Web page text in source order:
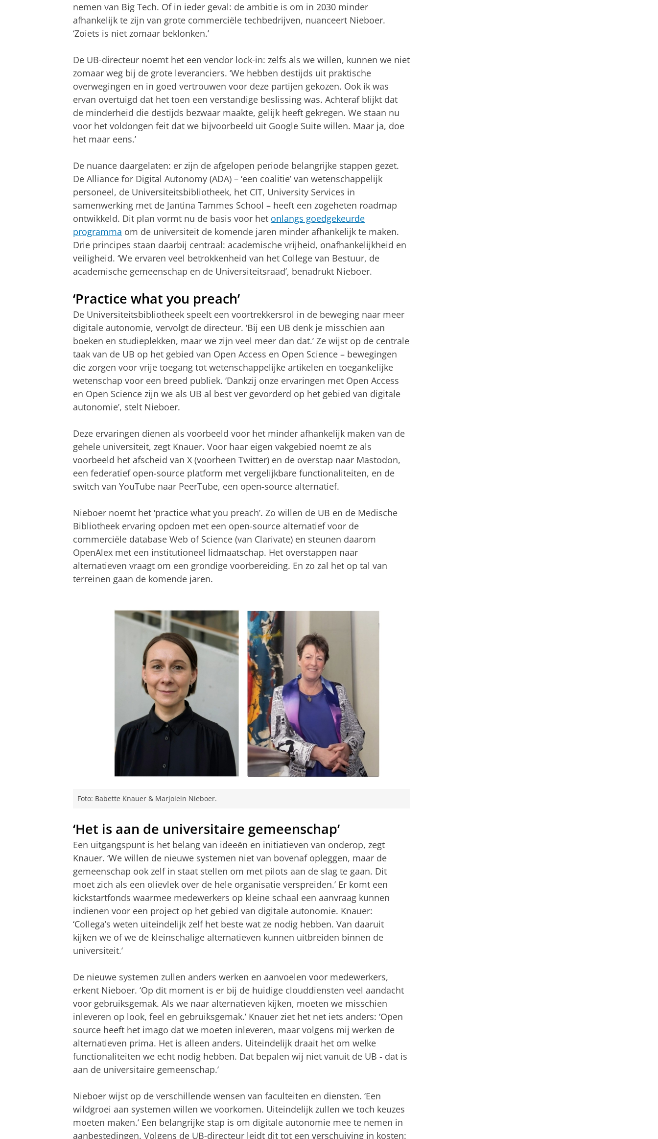
nemen van Big Tech. Of in ieder geval: de ambitie is om in 2030 minder
afhankelijk te zijn van grote commerciële techbedrijven, nuanceert Nieboer.
‘Zoiets is niet zomaar beklonken.’
De UB-directeur noemt het een vendor lock-in: zelfs als we willen, kunnen we niet
zomaar weg bij de grote leveranciers. ‘We hebben destijds uit praktische
overwegingen en in goed vertrouwen voor deze partijen gekozen. Ook ik was
ervan overtuigd dat het toen een verstandige beslissing was. Achteraf blijkt dat
de minderheid die destijds bezwaar maakte, gelijk heeft gekregen. We staan nu
voor het voldongen feit dat we bijvoorbeeld uit Google Suite willen. Maar ja, doe
het maar eens.’
De nuance daargelaten: er zijn de afgelopen periode belangrijke stappen gezet.
De Alliance for Digital Autonomy (ADA) – ‘een coalitie’ van wetenschappelijk
personeel, de Universiteitsbibliotheek, het CIT, University Services in
samenwerking met de Jantina Tammes School – heeft een zogeheten roadmap
ontwikkeld. Dit plan vormt nu de basis voor het onlangs goedgekeurde
programma om de universiteit de komende jaren minder afhankelijk te maken.
Drie principes staan daarbij centraal: academische vrijheid, onafhankelijkheid en
veiligheid. ‘We ervaren veel betrokkenheid van het College van Bestuur, de
academische gemeenschap en de Universiteitsraad’, benadrukt Nieboer.
‘Practice what you preach’
De Universiteitsbibliotheek speelt een voortrekkersrol in de beweging naar meer
digitale autonomie, vervolgt de directeur. ‘Bij een UB denk je misschien aan
boeken en studieplekken, maar we zijn veel meer dan dat.’ Ze wijst op de centrale
taak van de UB op het gebied van Open Access en Open Science – bewegingen
die zorgen voor vrije toegang tot wetenschappelijke artikelen en toegankelijke
wetenschap voor een breed publiek. ‘Dankzij onze ervaringen met Open Access
en Open Science zijn we als UB al best ver gevorderd op het gebied van digitale
autonomie’, stelt Nieboer.
Deze ervaringen dienen als voorbeeld voor het minder afhankelijk maken van de
gehele universiteit, zegt Knauer. Voor haar eigen vakgebied noemt ze als
voorbeeld het afscheid van X (voorheen Twitter) en de overstap naar Mastodon,
een federatief open-source platform met vergelijkbare functionaliteiten, en de
switch van YouTube naar PeerTube, een open-source alternatief.
Nieboer noemt het ‘practice what you preach’. Zo willen de UB en de Medische
Bibliotheek ervaring opdoen met een open-source alternatief voor de
commerciële database Web of Science (van Clarivate) en steunen daarom
OpenAlex met een institutioneel lidmaatschap. Het overstappen naar
alternatieven vraagt om een grondige voorbereiding. En zo zal het op tal van
terreinen gaan de komende jaren.
Foto: Babette Knauer & Marjolein Nieboer.
‘Het is aan de universitaire gemeenschap’
Een uitgangspunt is het belang van ideeën en initiatieven van onderop, zegt
Knauer. ‘We willen de nieuwe systemen niet van bovenaf opleggen, maar de
gemeenschap ook zelf in staat stellen om met pilots aan de slag te gaan. Dit
moet zich als een olievlek over de hele organisatie verspreiden.’ Er komt een
kickstartfonds waarmee medewerkers op kleine schaal een aanvraag kunnen
indienen voor een project op het gebied van digitale autonomie. Knauer:
‘Collega’s weten uiteindelijk zelf het beste wat ze nodig hebben. Van daaruit
kijken we of we de kleinschalige alternatieven kunnen uitbreiden binnen de
universiteit.’
De nieuwe systemen zullen anders werken en aanvoelen voor medewerkers,
erkent Nieboer. ‘Op dit moment is er bij de huidige clouddiensten veel aandacht
voor gebruiksgemak. Als we naar alternatieven kijken, moeten we misschien
inleveren op look, feel en gebruiksgemak.’ Knauer ziet het net iets anders: ‘Open
source heeft het imago dat we moeten inleveren, maar volgens mij werken de
alternatieven prima. Het is alleen anders. Uiteindelijk draait het om welke
functionaliteiten we echt nodig hebben. Dat bepalen wij niet vanuit de UB - dat is
aan de universitaire gemeenschap.’
Nieboer wijst op de verschillende wensen van faculteiten en diensten. ‘Een
wildgroei aan systemen willen we voorkomen. Uiteindelijk zullen we toch keuzes
moeten maken.’ Een belangrijke stap is om digitale autonomie mee te nemen in
aanbestedingen. Volgens de UB-directeur leidt dit tot een verschuiving in kosten: